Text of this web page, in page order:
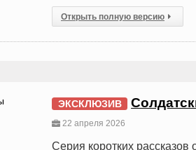
Открыть полную версию
ЭКСКЛЮЗИВ
22 апреля 2026
Серия коротких рассказов